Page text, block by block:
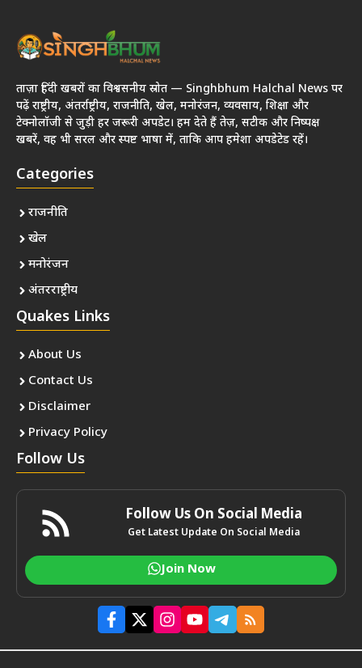
ताज़ा हिंदी खबरों का विश्वसनीय स्रोत — Singhbhum Halchal News पर
पढ़ें राष्ट्रीय, अंतर्राष्ट्रीय, राजनीति, खेल, मनोरंजन, व्यवसाय, शिक्षा और
टेक्नोलॉजी से जुड़ी हर जरूरी अपडेट। हम देते हैं तेज़, सटीक और निष्पक्ष
खबरें, वह भी सरल और स्पष्ट भाषा में, ताकि आप हमेशा अपडेटेड रहें।
Categories
राजनीति
खेल
मनोरंजन
अंतरराष्ट्रीय
Quakes Links
About Us
Contact Us
Disclaimer
Privacy Policy
Follow Us
Follow Us On Social Media
Get Latest Update On Social Media
Join Now